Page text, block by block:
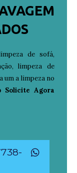
de sofá,
limpeza de
um a limpeza no
Solicite Agora